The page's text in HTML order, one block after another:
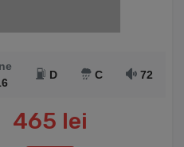
D C 72
465 lei